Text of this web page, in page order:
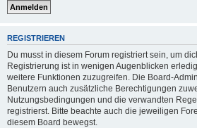
REGISTRIEREN
Du musst in diesem Forum registriert sein, um
Registrierung ist in wenigen Augenblicken
weitere Funktionen zuzugreifen. Die Board-
Benutzern auch zusätzliche Berechtigungen
Nutzungsbedingungen und die verwandten
registrierst. Bitte beachte auch die jeweiligen
diesem Board bewegst.